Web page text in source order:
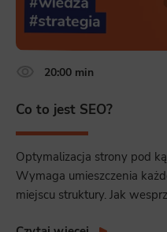
20:00 min
Co to jest SEO?
Optymalizacja strony pod
Wymaga umieszczenia
miejscu struktury. Jak